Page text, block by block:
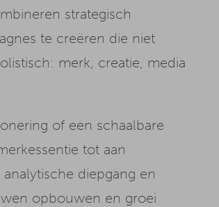
strategisch
te creëren die niet
merk, creatie, media
of een schaalbare
tot aan
diepgang en
opbouwen en groei